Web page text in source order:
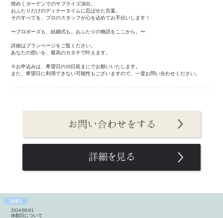
煌めくガーデンでのサプライズ演出。
おふたりだけのディナータイムに忍ばせた言葉。
そのすべてを、プロのスタッフが心を込めてお手伝いします！
〜プロポーズも、結婚式も。おふたりの物語をここから。〜
詳細はプランページをご覧ください。
あなたの想いを、最高のカタチで叶えます。
※お申込みは、希望日の10日前まにでお願いいたします。
また、希望日に利用できない可能性もございますので、一度お問い合わせください。
2024/09/01
休館日について